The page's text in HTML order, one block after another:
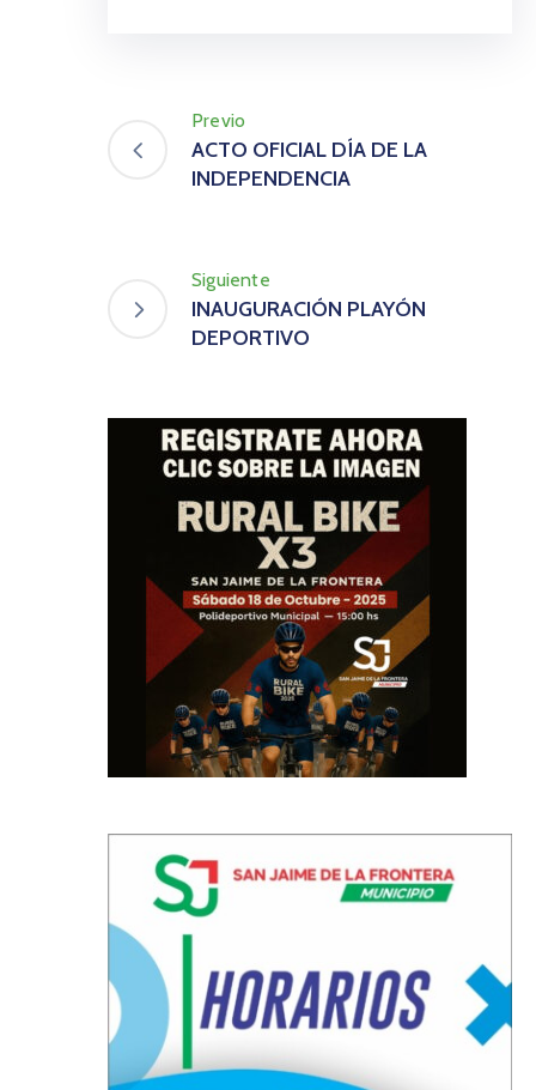
Previo
ACTO OFICIAL DÍA DE LA
INDEPENDENCIA
Siguiente
INAUGURACIÓN PLAYÓN
DEPORTIVO